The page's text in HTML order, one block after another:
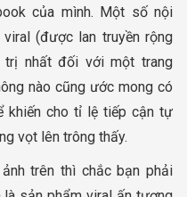
của mình. Một số nội
(được lan truyền rộng
nhất đối với một trang
nào cũng ước mong có
khiến cho tỉ lệ tiếp cận tự
vọt lên trông thấy.
trên thì chắc bạn phải